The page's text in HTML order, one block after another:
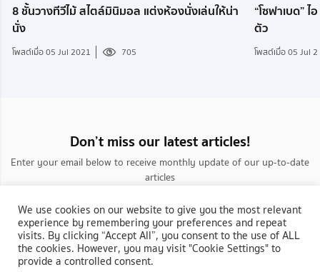
8 ชั้นวางทีวีไม้ สไตล์มินิมอล แต่งห้องนั่งเล่นให้น่า
นั่ง
โพสต์เมื่อ 05 Jul 2021 705
“โซฟาเบด”
ตัว
โพสต์เมื่อ 05 Jul
Don’t miss our latest articles!
Enter your email below to receive monthly update of our up-to-date
articles
We use cookies on our website to give you the most relevant
experience by remembering your preferences and repeat
visits. By clicking “Accept All”, you consent to the use of ALL
the cookies. However, you may visit "Cookie Settings" to
provide a controlled consent.